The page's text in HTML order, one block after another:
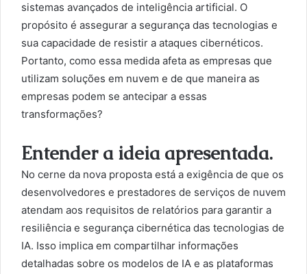
sistemas avançados de inteligência artificial. O
propósito é assegurar a segurança das tecnologias e
sua capacidade de resistir a ataques cibernéticos.
Portanto, como essa medida afeta as empresas que
utilizam soluções em nuvem e de que maneira as
empresas podem se antecipar a essas
transformações?
Entender a ideia apresentada.
No cerne da nova proposta está a exigência de que os
desenvolvedores e prestadores de serviços de nuvem
atendam aos requisitos de relatórios para garantir a
resiliência e segurança cibernética das tecnologias de
IA. Isso implica em compartilhar informações
detalhadas sobre os modelos de IA e as plataformas